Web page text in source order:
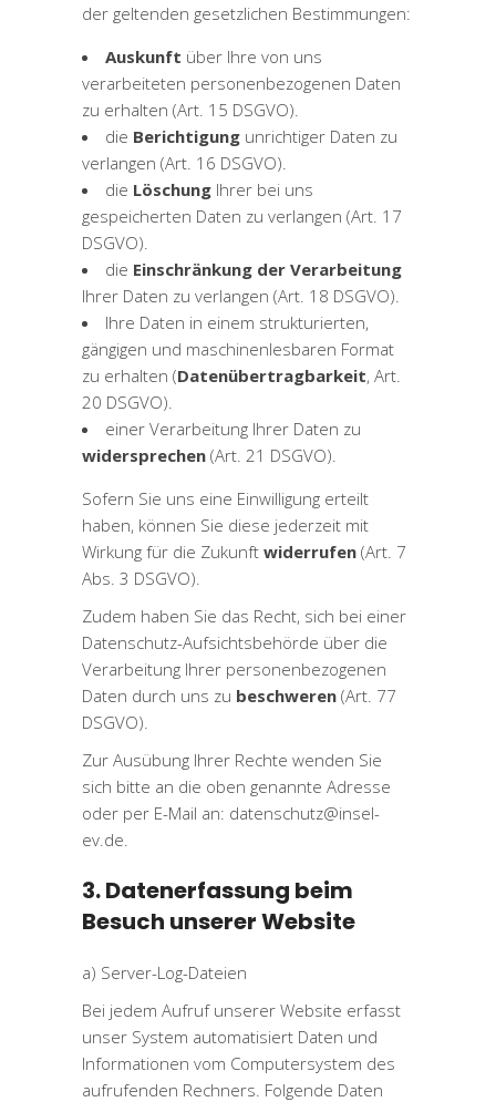
der geltenden gesetzlichen Bestimmungen:
Auskunft über Ihre von uns
verarbeiteten personenbezogenen Daten
zu erhalten (Art. 15 DSGVO).
die Berichtigung unrichtiger Daten zu
verlangen (Art. 16 DSGVO).
die Löschung Ihrer bei uns
gespeicherten Daten zu verlangen (Art. 17
DSGVO).
die Einschränkung der Verarbeitung
Ihrer Daten zu verlangen (Art. 18 DSGVO).
Ihre Daten in einem strukturierten,
gängigen und maschinenlesbaren Format
zu erhalten (Datenübertragbarkeit, Art.
20 DSGVO).
einer Verarbeitung Ihrer Daten zu
widersprechen (Art. 21 DSGVO).
Sofern Sie uns eine Einwilligung erteilt
haben, können Sie diese jederzeit mit
Wirkung für die Zukunft widerrufen (Art. 7
Abs. 3 DSGVO).
Zudem haben Sie das Recht, sich bei einer
Datenschutz-Aufsichtsbehörde über die
Verarbeitung Ihrer personenbezogenen
Daten durch uns zu beschweren (Art. 77
DSGVO).
Zur Ausübung Ihrer Rechte wenden Sie
sich bitte an die oben genannte Adresse
oder per E-Mail an: datenschutz@insel-
ev.de.
3. Datenerfassung beim
Besuch unserer Website
a) Server-Log-Dateien
Bei jedem Aufruf unserer Website erfasst
unser System automatisiert Daten und
Informationen vom Computersystem des
aufrufenden Rechners. Folgende Daten